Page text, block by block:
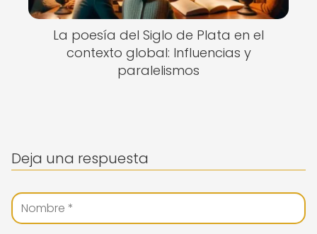
La poesía del Siglo de Plata en el
contexto global: Influencias y
paralelismos
Deja una respuesta